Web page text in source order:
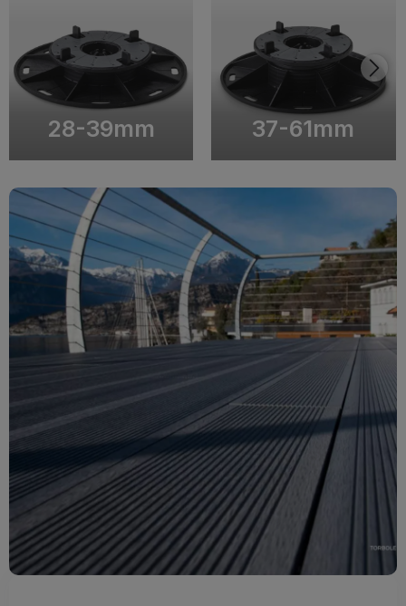
28-39mm 37-61mm